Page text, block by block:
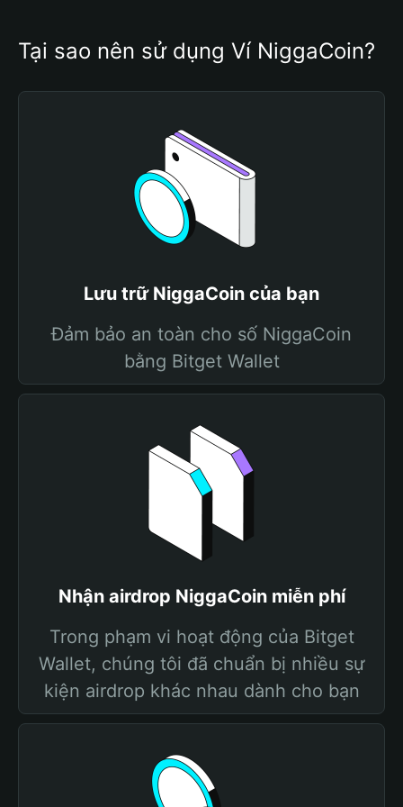
Tại sao nên sử dụng Ví NiggaCoin?
Lưu trữ NiggaCoin của bạn
Đảm bảo an toàn cho số NiggaCoin
bằng Bitget Wallet
Nhận airdrop NiggaCoin miễn phí
Trong phạm vi hoạt động của Bitget
Wallet, chúng tôi đã chuẩn bị nhiều sự
kiện airdrop khác nhau dành cho bạn